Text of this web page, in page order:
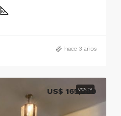
hace 3 años
VENTA
US$ 165,000